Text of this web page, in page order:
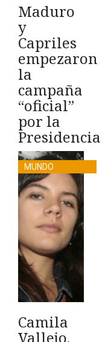
Maduro
y
Capriles
empezaron
la
campaña
“oficial”
por la
Presidencia
Camila
Vallejo,
MUNDO